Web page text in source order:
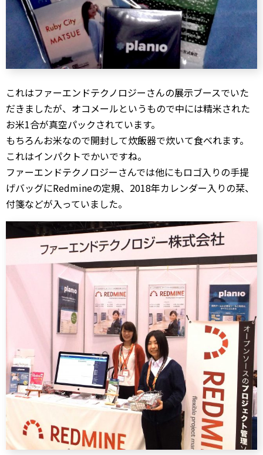
これはファーエンドテクノロジーさんの展示ブースでいた
だきましたが、オコメールというもので中には精米された
お米1合が真空パックされています。
もちろんお米なので開封して炊飯器で炊いて食べれます。
これはインパクトでかいですね。
ファーエンドテクノロジーさんでは他にもロゴ入りの手提
げバッグにRedmineの定規、2018年カレンダー入りの栞、
付箋などが入っていました。